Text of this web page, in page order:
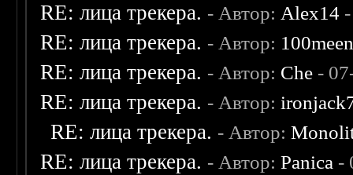
RE: лица трекера. - Автор: Alex14
RE: лица трекера. - Автор:
RE: лица трекера. - Автор: Che -
RE: лица трекера. - Автор:
RE: лица трекера. - Автор:
RE: лица трекера. - Автор:Panica -